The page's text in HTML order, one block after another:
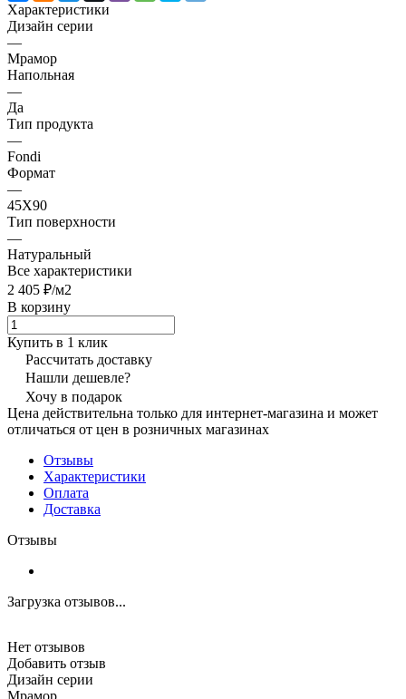
Характеристики
Дизайн серии
—
Мрамор
Напольная
—
Да
Тип продукта
—
Fondi
Формат
—
45X90
Тип поверхности
—
Натуральный
Все характеристики
2 405 ₽/м2
В корзину
Купить в 1 клик
Рассчитать доставку
Нашли дешевле?
Хочу в подарок
Цена действительна только для интернет-магазина и может
отличаться от цен в розничных магазинах
Отзывы
Характеристики
Оплата
Доставка
Отзывы
Загрузка отзывов...
Нет отзывов
Добавить отзыв
Дизайн серии
Мрамор